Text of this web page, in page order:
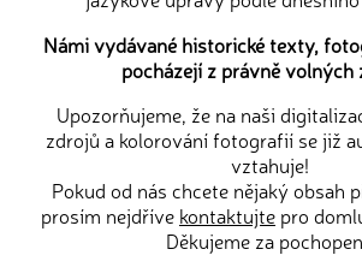
Námi vydávané historické texty,
pocházejí z právně volných
Upozorňujeme, že na naši
zdrojů a kolorování fotografií se již
vztahuje!
Pokud od nás chcete nějaký obsah
prosím nejdříve kontaktujte pro
Děkujeme za